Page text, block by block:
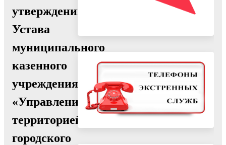
утверждении
Устава
муниципального
казенного
учреждения
«Управление
территорией
городского